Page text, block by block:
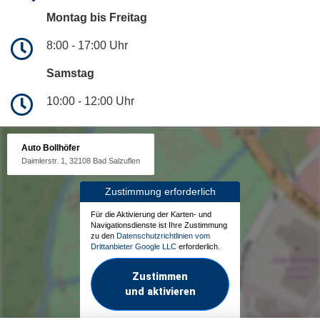
Montag bis Freitag
8:00 - 17:00 Uhr
Samstag
10:00 - 12:00 Uhr
Auto Bollhöfer
Daimlerstr. 1, 32108 Bad Salzuflen
Zustimmung erforderlich
Für die Aktivierung der Karten- und
Navigationsdienste ist Ihre Zustimmung
zu den Datenschutzrichtlinien vom
Drittanbieter Google LLC erforderlich.
Zustimmen
und aktivieren